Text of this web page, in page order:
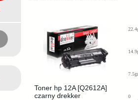
Toner hp 12A [Q2612A]
czarny drekker
7.5gr
0